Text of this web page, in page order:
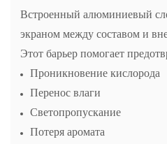
Встроенный алюминиевый
экраном между составом и
Этот барьер помогает
Проникновение кислорода
Перенос влаги
Светопропускание
Потеря аромата